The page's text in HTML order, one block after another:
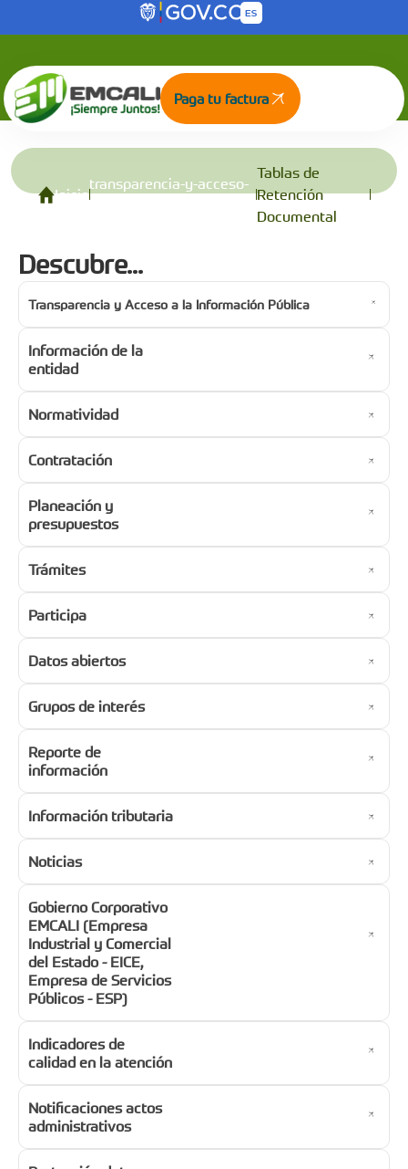
Saltar al contenido principal
Tablas de Retención Documental
Paga tu factura
Inicio
transparencia-y-acceso-
a-la-informacion-publica
Tablas de
Retención
Documental
Descubre...
Transparencia y Acceso a la Información Pública
Información de la
entidad
Normatividad
Contratación
Planeación y
presupuestos
Trámites
Participa
Datos abiertos
Grupos de interés
Reporte de
información
Información tributaria
Noticias
Gobierno Corporativo
EMCALI (Empresa
Industrial y Comercial
del Estado - EICE,
Empresa de Servicios
Públicos - ESP)
Indicadores de
calidad en la atención
Notificaciones actos
administrativos